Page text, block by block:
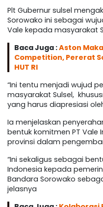
Plt Gubernur sulsel
Sorowako ini sebagai
Vale kepada masyarakat
Baca Juga :Aston
Competition, Pererat
HUT RI
“Ini tentu menjadi wujud
masyarakat Sulsel,
yang harus diapresiasi
Ia menjelaskan
bentuk komitmen PT
provinsi dalam
“Ini sekaligus sebagai
Indonesia kepada
Bandara Sorowako
jelasnya